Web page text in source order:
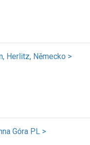
Herlitz, Německo >
Góra PL >